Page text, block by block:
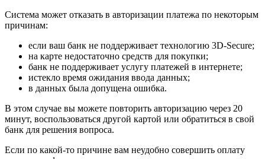
Система может отказать в авторизации платежа по некоторым
причинам:
если ваш банк не поддерживает технологию 3D-Secure;
на карте недостаточно средств для покупки;
банк не поддерживает услугу платежей в интернете;
истекло время ожидания ввода данных;
в данных была допущена ошибка.
В этом случае вы можете повторить авторизацию через 20
минут, воспользоваться другой картой или обратиться в свой
банк для решения вопроса.
Если по какой-то причине вам неудобно совершить оплату